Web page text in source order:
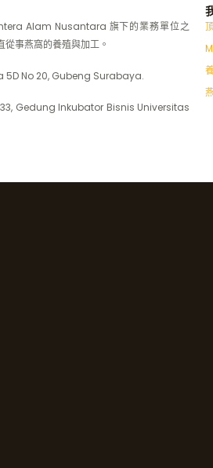
Alam Nusantara 旗下的業務單位之
事燕窩的養殖與加工。
No 20, Gubeng Surabaya.
Gedung Inkubator Bisnis Universitas